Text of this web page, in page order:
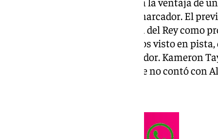
de 30 minutos por delante del marcador. El
con Salva Reina y la nueva Copa del Rey como
por la victoria y se divirtió con los visto en
pusieron toda la carne en el asador. Kameron
los mejores de un encuentro que no contó con